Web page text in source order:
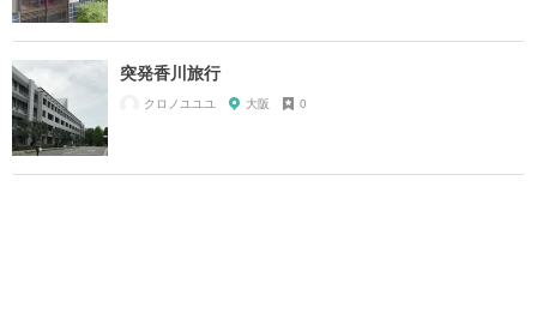
突発香川旅行
クロノユユユ 大阪 0